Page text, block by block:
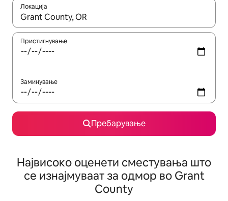
Локација
Кога резултатите се достапни, движете се со копчињата
Пристигнување
Заминување
Пребарување
Највисоко оценети сместувања што
се изнајмуваат за одмор во Grant
County